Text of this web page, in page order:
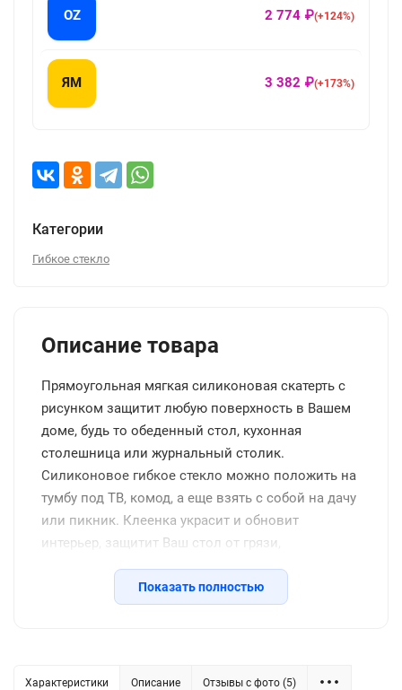
OZ 2 774 ₽(+124%)
ЯМ 3 382 ₽(+173%)
Категории
Гибкое стекло
Описание товара
Прямоугольная мягкая силиконовая скатерть с
рисунком защитит любую поверхность в Вашем
доме, будь то обеденный стол, кухонная
столешница или журнальный столик.
Силиконовое гибкое стекло можно положить на
тумбу под ТВ, комод, а еще взять с собой на дачу
или пикник. Клеенка украсит и обновит
интерьер, защитит Ваш стол от грязи,
потертостей, царапин, станет отличным
подарком на день рождения, новоселье и другие
семейные праздники, включая новый год.
(выдерживает до 80 градусов без деформации),
Показать полностью
Характеристики Описание Отзывы с фото (5)